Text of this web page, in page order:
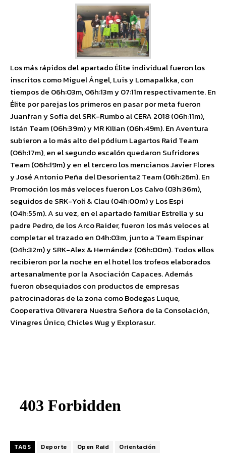
Los más rápidos del apartado Élite individual fueron los
inscritos como Miguel Ángel, Luis y Lomapalkka, con
tiempos de 06h:03m, 06h:13m y 07:11m respectivamente. En
Élite por parejas los primeros en pasar por meta fueron
Juanfran y Sofía del SRK-Rumbo al CERA 2018 (06h:11m),
Istán Team (06h:39m) y MR Kilian (06h:49m). En Aventura
subieron a lo más alto del pódium Lagartos Raid Team
(06h:17m), en el segundo escalón quedaron Sufridores
Team (06h:19m) y en el tercero los mencianos Javier Flores
y José Antonio Peña del Desorienta2 Team (06h:26m). En
Promoción los más veloces fueron Los Calvo (03h:36m),
seguidos de SRK-Yoli & Clau (04h:00m) y Los Espi
(04h:55m). A su vez, en el apartado familiar Estrella y su
padre Pedro, de los Arco Raider, fueron los más veloces al
completar el trazado en 04h:03m, junto a Team Espinar
(04h:32m) y SRK-Alex & Hernández (06h:00m). Todos ellos
recibieron por la noche en el hotel los trofeos elaborados
artesanalmente por la Asociación Capaces. Además
fueron obsequiados con productos de empresas
patrocinadoras de la zona como Bodegas Luque,
Cooperativa Olivarera Nuestra Señora de la Consolación,
Vinagres Único, Chicles Wug y Explorasur.
TAGS Deporte Open Raid Orientación